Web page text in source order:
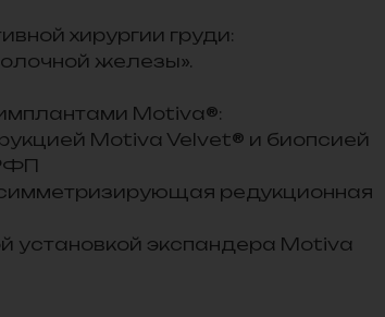
хирургии груди:
железы».
Motiva®:
Motiva Velvet® и биопсией
редукционная
установкой экспандера Motiva